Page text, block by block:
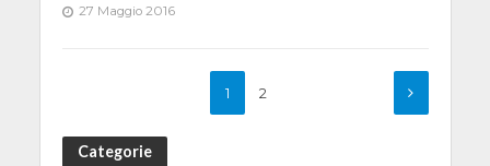
27 Maggio 2016
1 2
Categorie